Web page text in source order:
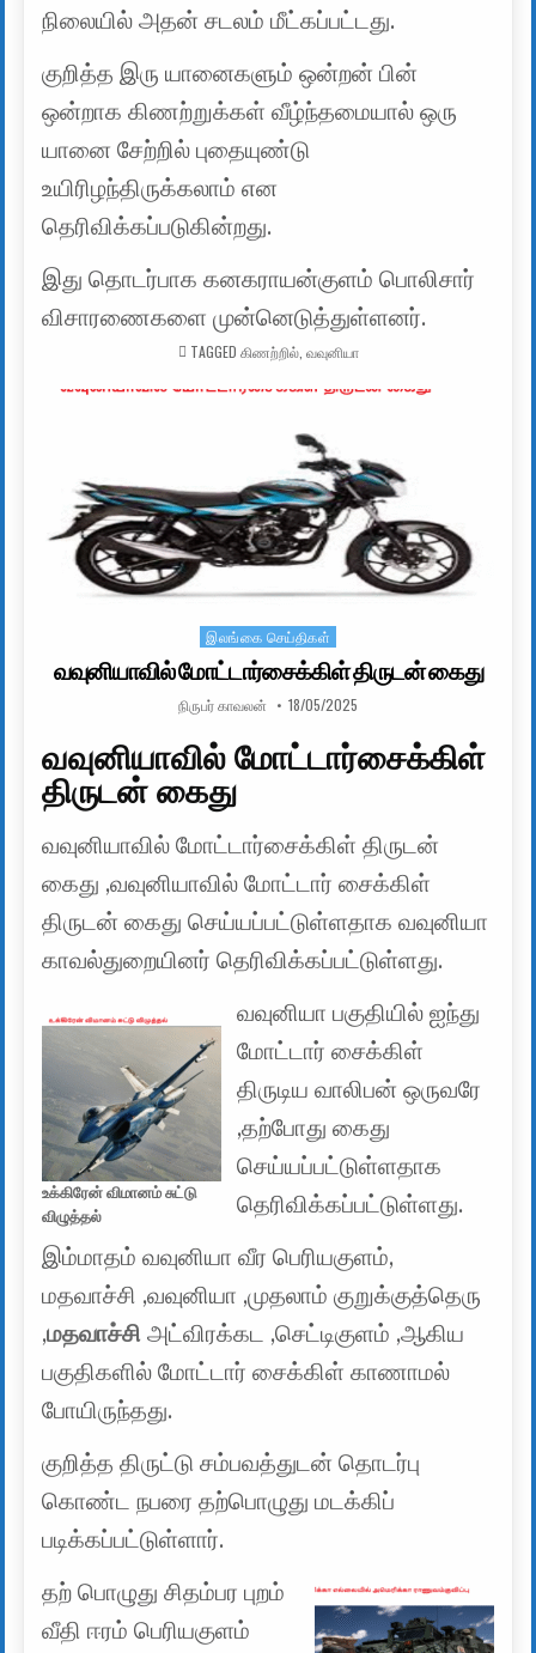
நிலையில் அதன் சடலம் மீட்கப்பட்டது.
குறித்த இரு யானைகளும் ஒன்றன் பின்
ஒன்றாக கிணற்றுக்கள் வீழ்ந்தமையால் ஒரு
யானை சேற்றில் புதையுண்டு
உயிரிழந்திருக்கலாம் என
தெரிவிக்கப்படுகின்றது.
இது தொடர்பாக கனகராயன்குளம் பொலிசார்
விசாரணைகளை முன்னெடுத்துள்ளனர்.
TAGGED கிணற்றில், வவுனியா
Posted in
இலங்கை செய்திகள்
வவுனியாவில் மோட்டார்சைக்கிள் திருடன் கைது
AUTHOR:
நிருபர் காவலன் PUBLISHED DATE:
18/05/2025
வவுனியாவில் மோட்டார்சைக்கிள்
திருடன் கைது
வவுனியாவில் மோட்டார்சைக்கிள் திருடன்
கைது ,வவுனியாவில் மோட்டார் சைக்கிள்
திருடன் கைது செய்யப்பட்டுள்ளதாக வவுனியா
காவல்துறையினர் தெரிவிக்கப்பட்டுள்ளது.
உக்கிரேன் விமானம் சுட்டு
விழுத்தல்
வவுனியா பகுதியில் ஐந்து
மோட்டார் சைக்கிள்
திருடிய வாலிபன் ஒருவரே
,தற்போது கைது
செய்யப்பட்டுள்ளதாக
தெரிவிக்கப்பட்டுள்ளது.
இம்மாதம் வவுனியா வீர பெரியகுளம்,
மதவாச்சி ,வவுனியா ,முதலாம் குறுக்குத்தெரு
,மதவாச்சி அட்விரக்கட ,செட்டிகுளம் ,ஆகிய
பகுதிகளில் மோட்டார் சைக்கிள் காணாமல்
போயிருந்தது.
குறித்த திருட்டு சம்பவத்துடன் தொடர்பு
கொண்ட நபரை தற்பொழுது மடக்கிப்
படிக்கப்பட்டுள்ளார்.
தற் பொழுது சிதம்பர புறம்
வீதி ஈரம் பெரியகுளம்